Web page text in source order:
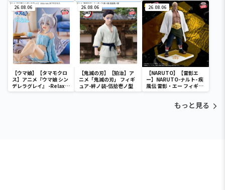
26.08.06
【ウマ娘】【タマモクロ
ス】アニメ『ウマ娘 シン
デレラグレイ』 -Relax
time-タマモクロス
26.08.06
【鬼滅の刃】【狛治】ア
ニメ「鬼滅の刃」 フィギ
ュア-絆ノ装-伍拾壱ノ型
26.08.06
【NARUTO】【雷影エ
ー】NARUTO-ナルト- 疾
風伝 雷影・エー フィギュ
ア～五影集結…!!～
もっと見る